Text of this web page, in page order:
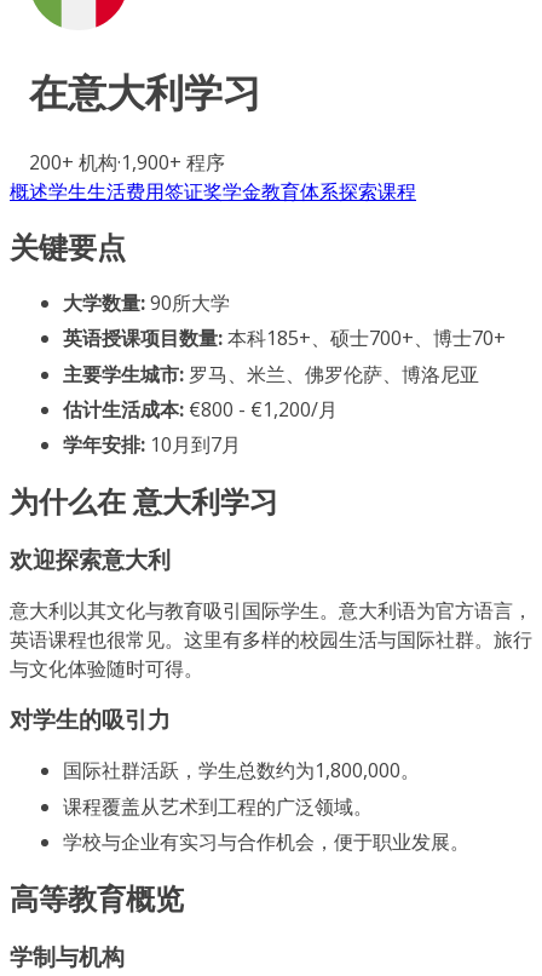
在意大利学习
200+ 机构·1,900+ 程序
概述学生生活费用签证奖学金教育体系探索课程
关键要点
大学数量:90所大学
英语授课项目数量:本科185+、硕士700+、博士70+
主要学生城市: 罗马、米兰、佛罗伦萨、博洛尼亚
估计生活成本: €800 - €1,200/月
学年安排: 10月到7月
为什么在 意大利学习
欢迎探索意大利
意大利以其文化与教育吸引国际学生。意大利语为官方语言，
英语课程也很常见。这里有多样的校园生活与国际社群。旅行
与文化体验随时可得。
对学生的吸引力
国际社群活跃，学生总数约为1,800,000。
课程覆盖从艺术到工程的广泛领域。
学校与企业有实习与合作机会，便于职业发展。
高等教育概览
学制与机构